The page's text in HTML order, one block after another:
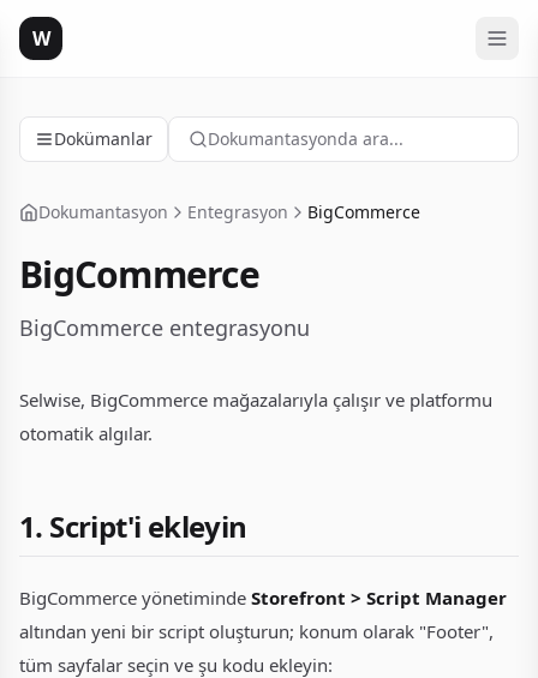
W
Dokümanlar Dokumantasyonda ara...
Dokumantasyon Entegrasyon BigCommerce
BigCommerce
BigCommerce entegrasyonu
Selwise, BigCommerce mağazalarıyla çalışır ve platformu
otomatik algılar.
1. Script'i ekleyin
BigCommerce yönetiminde Storefront > Script Manager
altından yeni bir script oluşturun; konum olarak "Footer",
tüm sayfalar seçin ve şu kodu ekleyin: